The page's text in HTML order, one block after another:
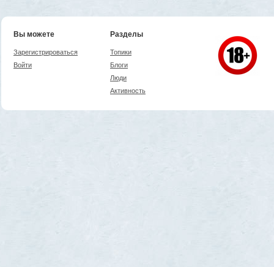
Вы можете
Зарегистрироваться
Войти
Разделы
Топики
Блоги
Люди
Активность